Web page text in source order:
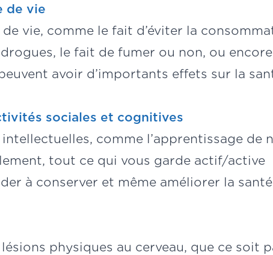
de vie
vie, comme le fait d’éviter la
drogues, le fait de fumer ou non, ou
avoir d’importants effets sur la
sociales et cognitives
comme l’apprentissage de
tout ce qui vous garde actif/active
à conserver et même améliorer la
physiques au cerveau, que ce soit